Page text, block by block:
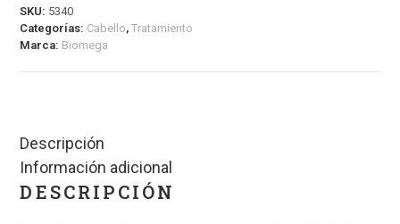
SKU: 5340
Categorías: Cabello,Tratamiento
Marca: Biomega
Descripción
Información adicional
DESCRIPCIÓN